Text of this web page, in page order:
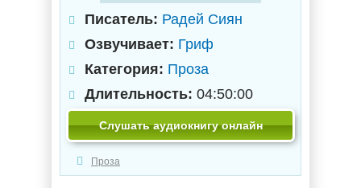
Писатель: Радей Сиян
Озвучивает: Гриф
Категория: Проза
Длительность: 04:50:00
Слушать аудиокнигу онлайн
Проза